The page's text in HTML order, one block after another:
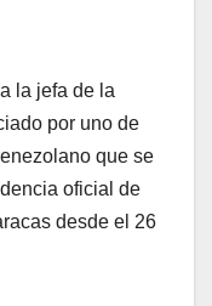
la jefa de la
por uno de
que se
oficial de
desde el 26